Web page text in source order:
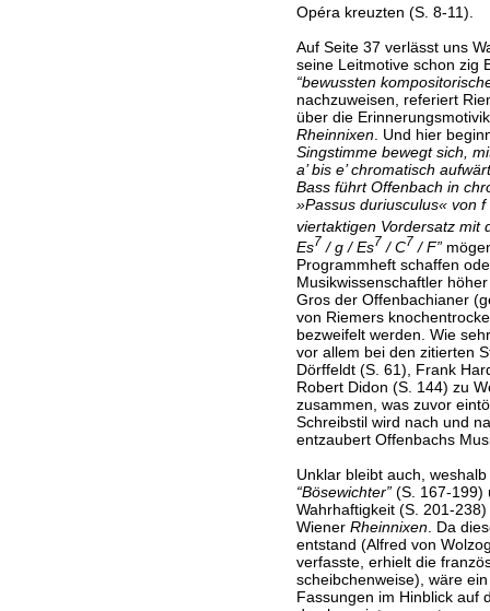
Opéra kreuzten (S. 8-11).
Auf Seite 37 verlässt uns
seine Leitmotive schon zig
“bewussten
nachzuweisen, referiert
über die
Rheinnixen. Und hier
Singstimme bewegt sich,
a’ bis e’ chromatisch
Bass führt Offenbach in
»Passus duriusculus« von
viertaktigen Vordersatz mit
Es7 / g / Es7 / C7 / F”
Programmheft schaffen
Musikwissenschaftler
Gros der Offenbachianer
von Riemers
bezweifelt werden. Wie
vor allem bei den zitierten
Dörffeldt (S. 61), Frank
Robert Didon (S. 144) zu
zusammen, was zuvor
Schreibstil wird nach und
entzaubert Offenbachs
Unklar bleibt auch,
“Bösewichter”(S. 167-199)
Wahrhaftigkeit (S. 201-
Wiener Rheinnixen. Da
entstand (Alfred von
verfasste, erhielt die
scheibchenweise), wäre
Fassungen im Hinblick auf